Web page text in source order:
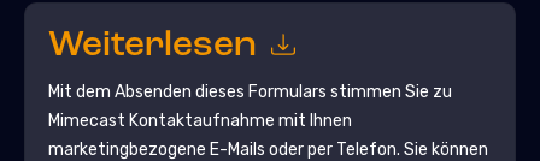
Weiterlesen
Mit dem Absenden dieses Formulars stimmen Sie zu
Mimecast Kontaktaufnahme mit Ihnen
marketingbezogene E-Mails oder per Telefon. Sie können